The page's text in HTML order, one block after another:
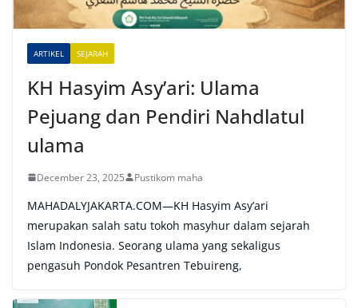
v
ARTIKEL SEJARAH
KH Hasyim Asy’ari: Ulama
Pejuang dan Pendiri Nahdlatul
ulama
December 23, 2025 Pustikom maha
MAHADALYJAKARTA.COM—KH Hasyim Asy’ari
merupakan salah satu tokoh masyhur dalam sejarah
Islam Indonesia. Seorang ulama yang sekaligus
pengasuh Pondok Pesantren Tebuireng,